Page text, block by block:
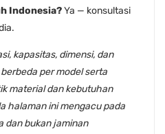
Indonesia?Ya — konsultasi
kapasitas, dimensi, dan
per model serta
material dan kebutuhan
halaman ini mengacu pada
dan bukan jaminan